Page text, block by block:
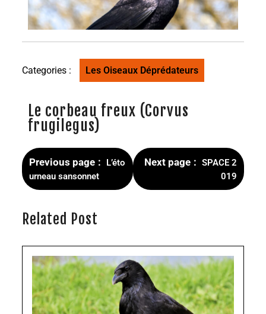
Categories : Les Oiseaux Déprédateurs
Le corbeau freux (Corvus
frugilegus)
Previous page
L’éto
urneau sansonnet
Next page
SPACE 2
019
Related Post